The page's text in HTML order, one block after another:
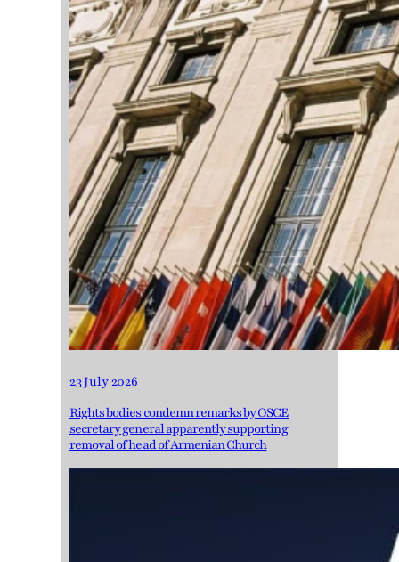
23 July 2026
Rights bodies condemn remarks by OSCE
secretary general apparently supporting
removal of head of Armenian Church